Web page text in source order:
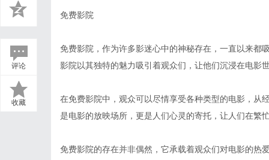
评论
收藏
免费影院
免费影院，作为许多影迷心中的神秘存在，一直以来都
影院以其独特的魅力吸引着观众们，让他们沉浸在电影
在免费影院中，观众可以尽情享受各种类型的电影，从
是电影的放映场所，更是人们心灵的寄托，让人们在繁
免费影院的存在并非偶然，它承载着观众们对电影的热